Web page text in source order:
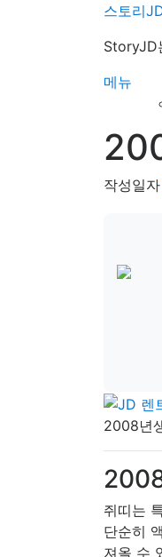
스토리
StoryJD
메뉴
작성일자
2008년
쥐띠는
단순히
져올 수